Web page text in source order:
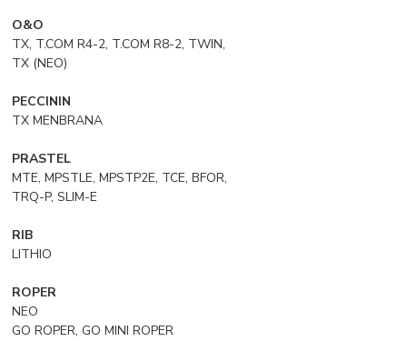
O&O
TX, T.COM R4-2, T.COM R8-2, TWIN,
TX (NEO)
PECCININ
TX MENBRANA
PRASTEL
MTE, MPSTLE, MPSTP2E, TCE, BFOR,
TRQ-P, SLIM-E
RIB
LITHIO
ROPER
NEO
GO ROPER, GO MINI ROPER